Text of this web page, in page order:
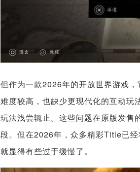
但作为一款2026年的开放世界游戏
难度较高，也缺少更现代化的互动玩
玩法浅尝辄止。这些问题在原版发
段。但在2026年，众多精彩Title已
就显得有些过于缓慢了。